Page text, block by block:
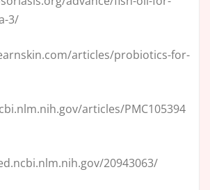
3/
articles/probiotics-for-
articles/PMC105394
20943063/